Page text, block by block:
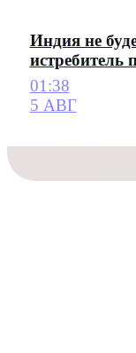
Индия не
истребитель
01:38
5 АВГ